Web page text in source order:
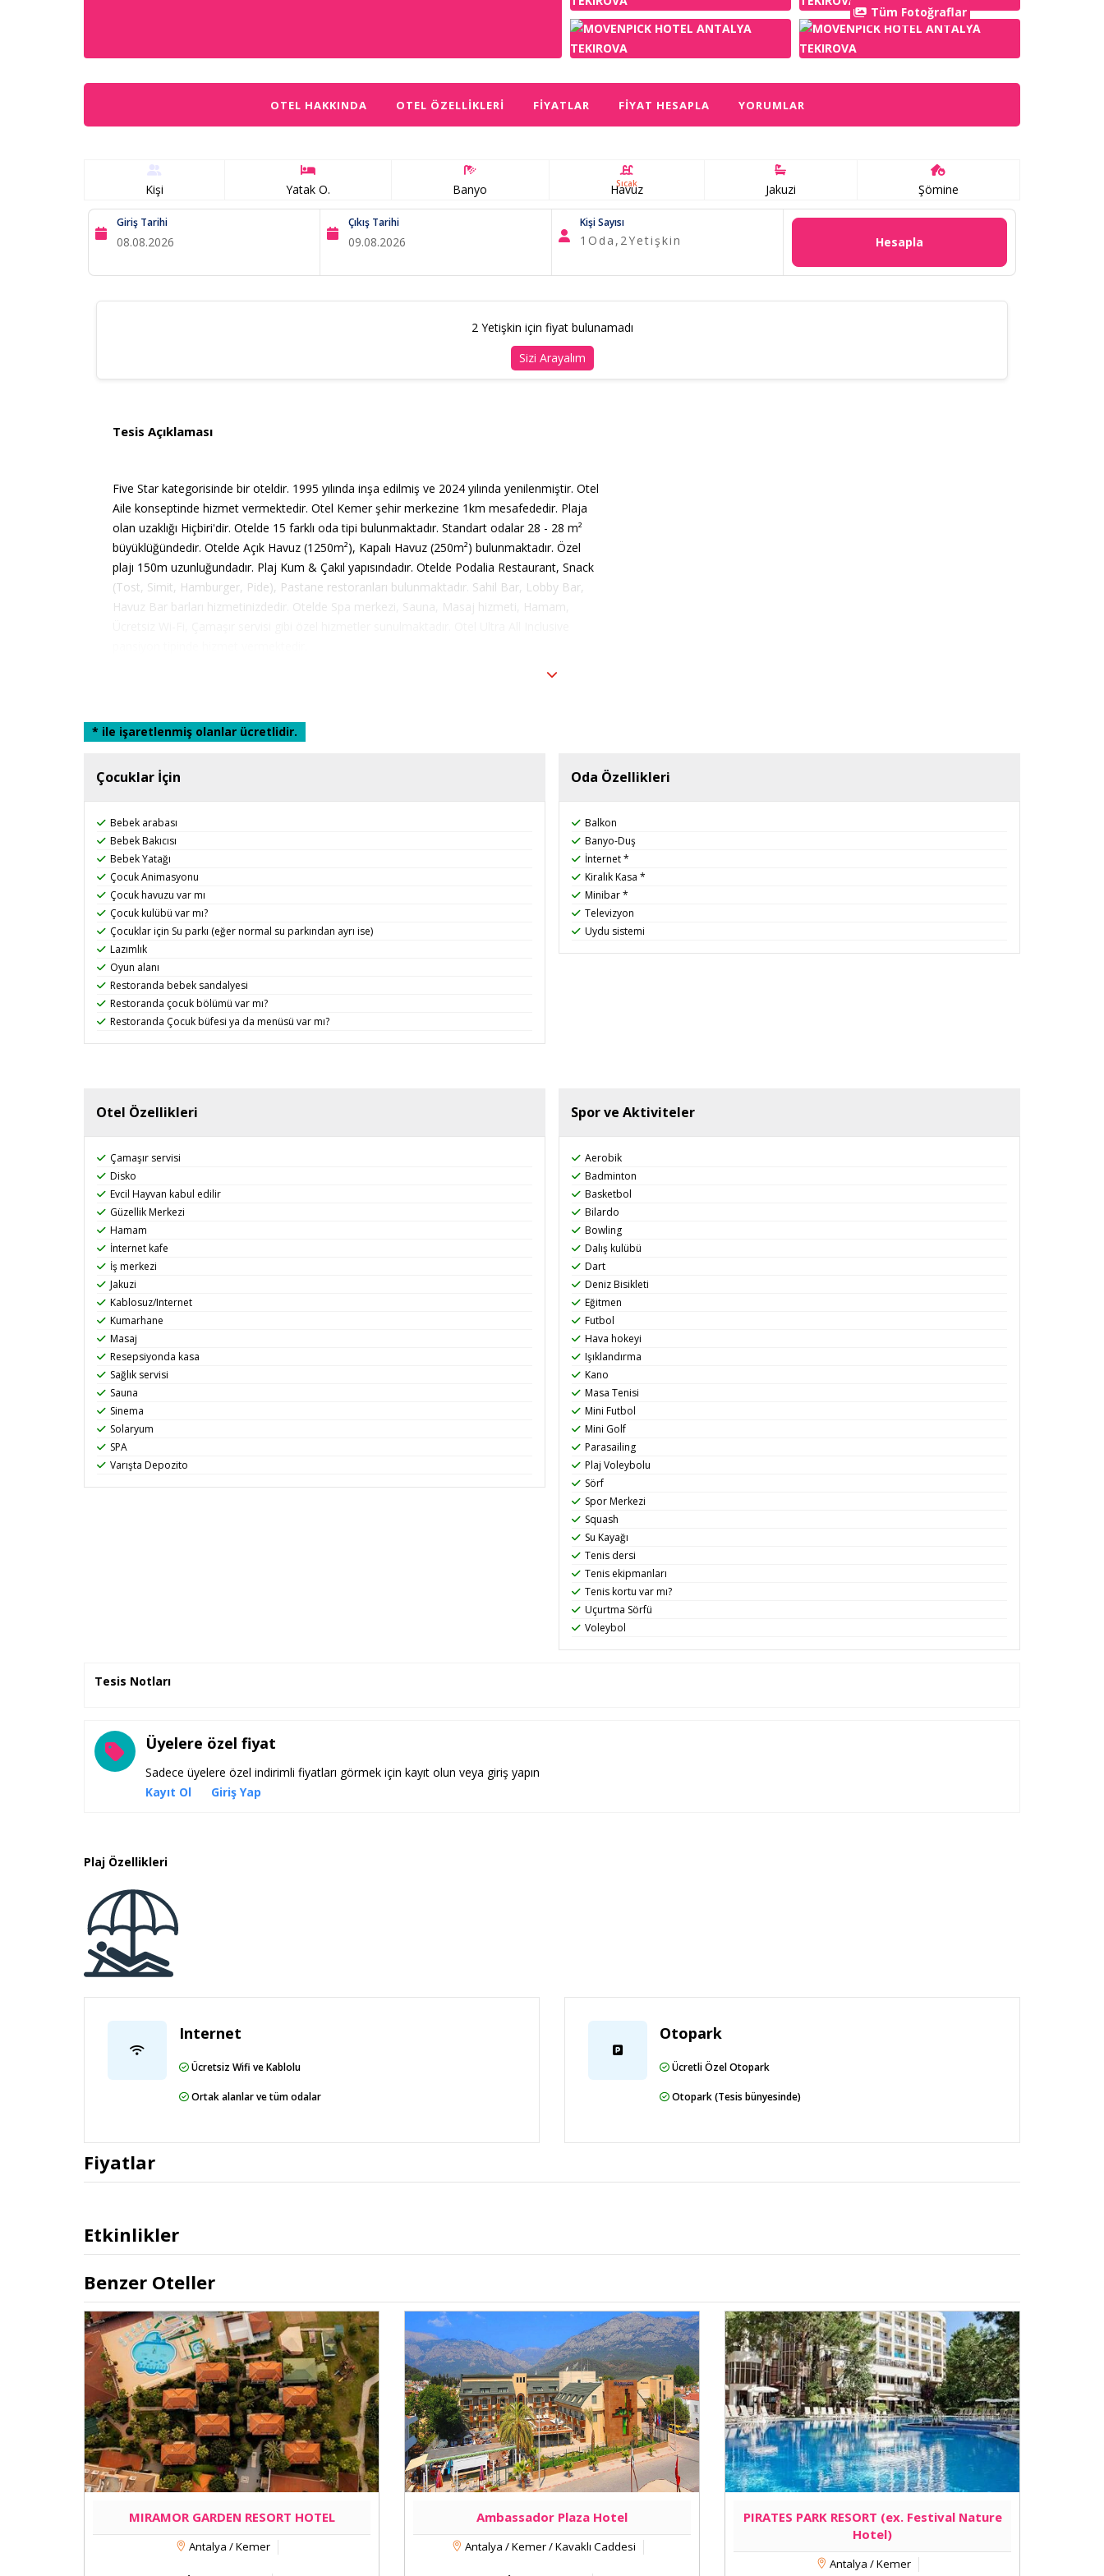
Tüm Fotoğraflar
OTEL HAKKINDA OTEL ÖZELLIKLERI FIYATLAR FIYAT HESAPLA YORUMLAR
Kişi Yatak O. Banyo Sıcak
Havuz Jakuzi Şömine
Giriş Tarihi Çıkış Tarihi Kişi Sayısı
1 Oda, 2Yetişkin Hesapla
2 Yetişkin için fiyat bulunamadı
Sizi Arayalım
Tesis Açıklaması
Five Star kategorisinde bir oteldir. 1995 yılında inşa edilmiş ve 2024 yılında yenilenmiştir. Otel
Aile konseptinde hizmet vermektedir. Otel Kemer şehir merkezine 1km mesafededir. Plaja
olan uzaklığı Hiçbiri'dir. Otelde 15 farklı oda tipi bulunmaktadır. Standart odalar 28 - 28 m²
büyüklüğündedir. Otelde Açık Havuz (1250m²), Kapalı Havuz (250m²) bulunmaktadır. Özel
plajı 150m uzunluğundadır. Plaj Kum & Çakıl yapısındadır. Otelde Podalia Restaurant, Snack
(Tost, Simit, Hamburger, Pide), Pastane restoranları bulunmaktadır. Sahil Bar, Lobby Bar,
Havuz Bar barları hizmetinizdedir. Otelde Spa merkezi, Sauna, Masaj hizmeti, Hamam,
Çocuklar İçin
Bebek arabası
Bebek Bakıcısı
Bebek Yatağı
Çocuk Animasyonu
Çocuk havuzu var mı
Çocuk kulübü var mı?
Çocuklar için Su parkı (eğer normal su parkından ayrı ise)
Lazımlık
Oyun alanı
Restoranda bebek sandalyesi
Restoranda çocuk bölümü var mı?
Restoranda Çocuk büfesi ya da menüsü var mı?
Oda Özellikleri
Balkon
Banyo-Duş
İnternet *
Kiralık Kasa *
Minibar *
Televizyon
Uydu sistemi
Otel Özellikleri
Çamaşır servisi
Disko
Evcil Hayvan kabul edilir
Güzellik Merkezi
Hamam
İnternet kafe
İş merkezi
Jakuzi
Kablosuz/Internet
Kumarhane
Masaj
Resepsiyonda kasa
Sağlık servisi
Sauna
Sinema
Solaryum
SPA
Varışta Depozito
Spor ve Aktiviteler
Aerobik
Badminton
Basketbol
Bilardo
Bowling
Dalış kulübü
Dart
Deniz Bisikleti
Eğitmen
Futbol
Hava hokeyi
Işıklandırma
Kano
Masa Tenisi
Mini Futbol
Mini Golf
Parasailing
Plaj Voleybolu
Sörf
Spor Merkezi
Squash
Su Kayağı
Tenis dersi
Tenis ekipmanları
Tenis kortu var mı?
Uçurtma Sörfü
Voleybol
* ile işaretlenmiş olanlar ücretlidir.
Tesis Notları
Üyelere özel fiyat
Sadece üyelere özel indirimli fiyatları görmek için kayıt olun veya giriş yapın
Kayıt Ol
Giriş Yap
Plaj Özellikleri
Internet
Ücretsiz Wifi ve Kablolu
Ortak alanlar ve tüm odalar
Otopark
Ücretli Özel Otopark
Otopark (Tesis bünyesinde)
Fiyatlar
Etkinlikler
Benzer Oteller
MIRAMOR GARDEN RESORT HOTEL
Antalya / Kemer
Ambassador Plaza Hotel
Antalya / Kemer / Kavaklı Caddesi
PIRATES PARK RESORT (ex. Festival Nature
Hotel)
Antalya / Kemer